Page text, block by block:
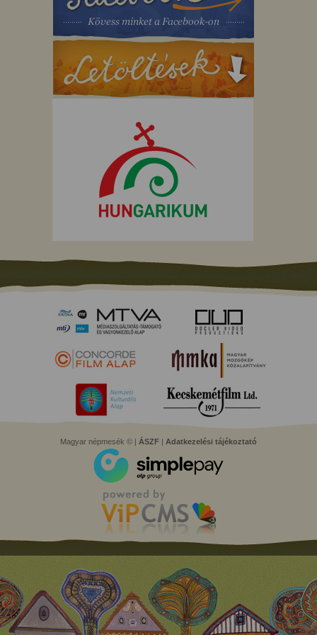
Magyar népmesék © | ÁSZF Adatkezelési tájékoztató